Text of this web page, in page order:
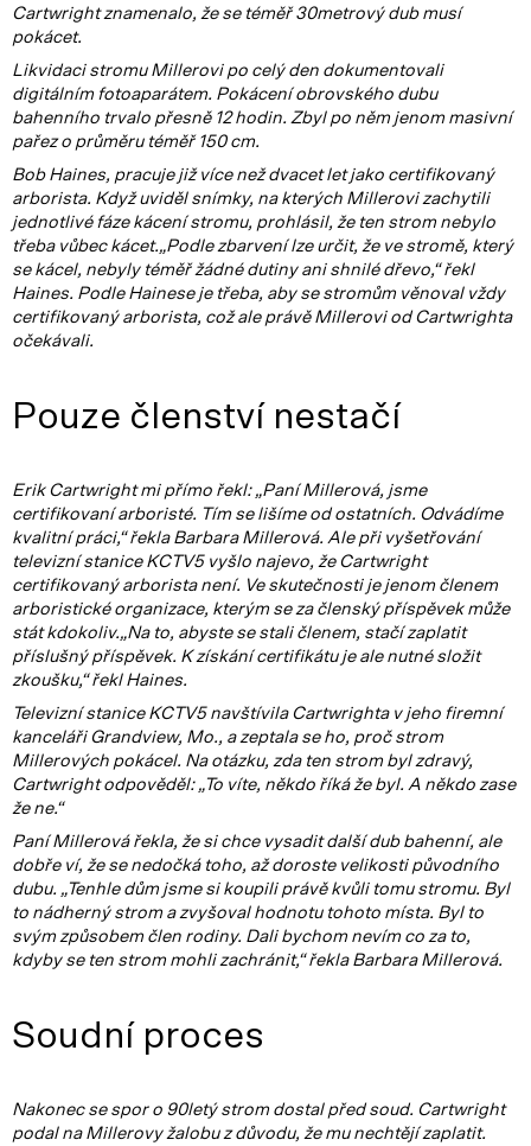
Cartwright znamenalo, že se téměř 30metrový dub musí
pokácet.
Likvidaci stromu Millerovi po celý den dokumentovali
digitálním fotoaparátem. Pokácení obrovského dubu
bahenního trvalo přesně 12 hodin. Zbyl po něm jenom masivní
pařez o průměru téměř 150 cm.
Bob Haines, pracuje již více než dvacet let jako certifikovaný
arborista. Když uviděl snímky, na kterých Millerovi zachytili
jednotlivé fáze kácení stromu, prohlásil, že ten strom nebylo
třeba vůbec kácet.„Podle zbarvení lze určit, že ve stromě, který
se kácel, nebyly téměř žádné dutiny ani shnilé dřevo,“ řekl
Haines. Podle Hainese je třeba, aby se stromům věnoval vždy
certifikovaný arborista, což ale právě Millerovi od Cartwrighta
očekávali.
Pouze členství nestačí
Erik Cartwright mi přímo řekl: „Paní Millerová, jsme
certifikovaní arboristé. Tím se lišíme od ostatních. Odvádíme
kvalitní práci,“ řekla Barbara Millerová. Ale při vyšetřování
televizní stanice KCTV5 vyšlo najevo, že Cartwright
certifikovaný arborista není. Ve skutečnosti je jenom členem
arboristické organizace, kterým se za členský příspěvek může
stát kdokoliv.„Na to, abyste se stali členem, stačí zaplatit
příslušný příspěvek. K získání certifikátu je ale nutné složit
zkoušku,“ řekl Haines.
Televizní stanice KCTV5 navštívila Cartwrighta v jeho firemní
kanceláři Grandview, Mo., a zeptala se ho, proč strom
Millerových pokácel. Na otázku, zda ten strom byl zdravý,
Cartwright odpověděl: „To víte, někdo říká že byl. A někdo zase
že ne.“
Paní Millerová řekla, že si chce vysadit další dub bahenní, ale
dobře ví, že se nedočká toho, až doroste velikosti původního
dubu. „Tenhle dům jsme si koupili právě kvůli tomu stromu. Byl
to nádherný strom a zvyšoval hodnotu tohoto místa. Byl to
svým způsobem člen rodiny. Dali bychom nevím co za to,
kdyby se ten strom mohli zachránit,“ řekla Barbara Millerová.
Soudní proces
Nakonec se spor o 90letý strom dostal před soud. Cartwright
podal na Millerovy žalobu z důvodu, že mu nechtějí zaplatit.